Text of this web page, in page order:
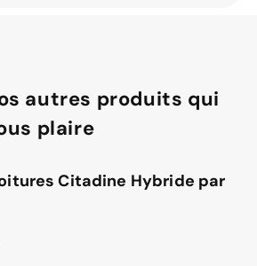
autres produits qui
plaire
Citadine Hybride par